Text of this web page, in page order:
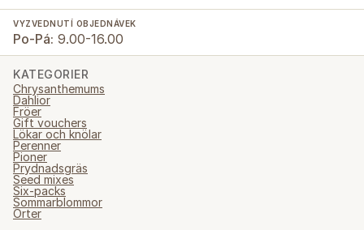
VYZVEDNUTÍ OBJEDNÁVEK
Po-Pá: 9.00-16.00
KATEGORIER
Chrysanthemums
Dahlior
Fröer
Gift vouchers
Lökar och knölar
Perenner
Pioner
Prydnadsgräs
Seed mixes
Six-packs
Sommarblommor
Örter